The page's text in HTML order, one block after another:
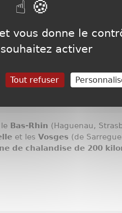
anglais.
des pieds chromés à la
et d'installation.
Bas-Rhin (Haguenau,
et les Vosges (de
de chalandise de 200
vous donne le
activer
Tout refuser